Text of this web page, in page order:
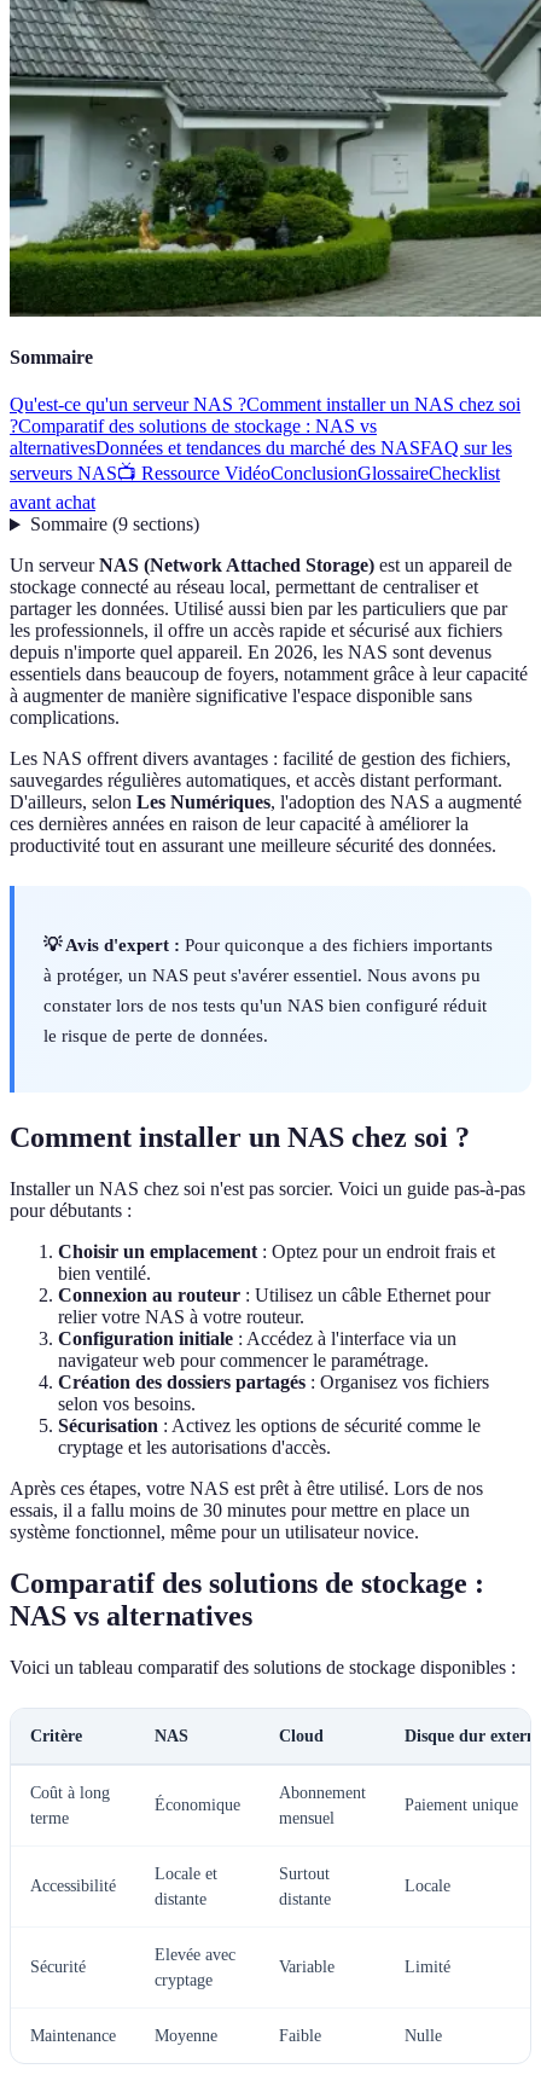
Sommaire
Qu'est-ce qu'un serveur NAS ?Comment installer un NAS chez soi
?Comparatif des solutions de stockage : NAS vs
alternativesDonnées et tendances du marché des NASFAQ sur les
serveurs NAS📺 Ressource VidéoConclusionGlossaireChecklist
avant achat
Sommaire(9 sections)
Un serveurNAS (Network Attached Storage) est un appareil de
stockage connecté au réseau local, permettant de centraliser et
partager les données. Utilisé aussi bien par les particuliers que par
les professionnels, il offre un accès rapide et sécurisé aux fichiers
depuis n'importe quel appareil. En 2026, les NAS sont devenus
essentiels dans beaucoup de foyers, notamment grâce à leur capacité
à augmenter de manière significative l'espace disponible sans
complications.
Les NAS offrent divers avantages : facilité de gestion des fichiers,
sauvegardes régulières automatiques, et accès distant performant.
D'ailleurs, selon Les Numériques, l'adoption des NAS a augmenté
ces dernières années en raison de leur capacité à améliorer la
productivité tout en assurant une meilleure sécurité des données.
💡 Avis d'expert : Pour quiconque a des fichiers importants
à protéger, un NAS peut s'avérer essentiel. Nous avons pu
constater lors de nos tests qu'un NAS bien configuré réduit
le risque de perte de données.
Comment installer un NAS chez soi ?
Installer un NAS chez soi n'est pas sorcier. Voici un guide pas-à-pas
pour débutants :
Choisir un emplacement : Optez pour un endroit frais et
bien ventilé.
Connexion au routeur : Utilisez un câble Ethernet pour
relier votre NAS à votre routeur.
Configuration initiale : Accédez à l'interface via un
navigateur web pour commencer le paramétrage.
Création des dossiers partagés : Organisez vos fichiers
selon vos besoins.
Sécurisation : Activez les options de sécurité comme le
cryptage et les autorisations d'accès.
Après ces étapes, votre NAS est prêt à être utilisé. Lors de nos
essais, il a fallu moins de 30 minutes pour mettre en place un
système fonctionnel, même pour un utilisateur novice.
Comparatif des solutions de stockage :
NAS vs alternatives
Voici un tableau comparatif des solutions de stockage disponibles :
Critère NAS Cloud Disque dur
Coût à long
terme
Économique
Abonnement
mensuel
Paiement unique
Accessibilité
Locale et
distante
Surtout
distante
Locale
Sécurité
Elevée avec
cryptage
Variable Limité
Maintenance Moyenne Faible Nulle